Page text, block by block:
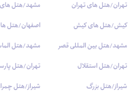
تهران/هتل های تهران
کیش/هتل های کیش
مشهد/هتل بین المللی قصر
تهران/هتل استقلال
شیراز/هتل بزرگ
مشهد/هتل
اصفهان/هتل
مشهد/هتل
تهران/هتل
شیراز/هتل